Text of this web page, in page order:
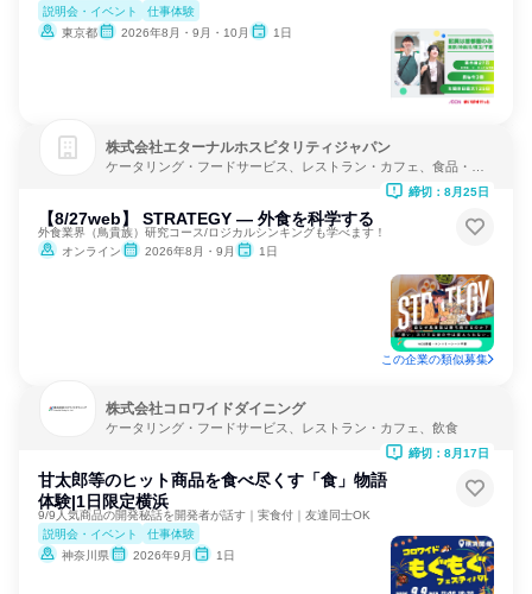
説明会・イベント
仕事体験
東京都
2026年8月・9月・10月 1日
株式会社エターナルホスピタリティジャパン
ケータリング・フードサービス、レストラン・カフェ、食品・飲
【8/27web】 STRATEGY ― 外食を科学する
外食業界（鳥貴族）研究コース/ロジカルシンキングも学べます！
オンライン
2026年8月・9月 1日
締切：8月25日
この企業の類似募集
株式会社コロワイドダイニング
ケータリング・フードサービス、レストラン・カフェ、飲食
甘太郎等のヒット商品を食べ尽くす「食」物語
体験|1日限定横浜
9/9人気商品の開発秘話を開発者が話す｜実食付｜友達同士OK
説明会・イベント
仕事体験
神奈川県
2026年9月 1日
締切：8月17日